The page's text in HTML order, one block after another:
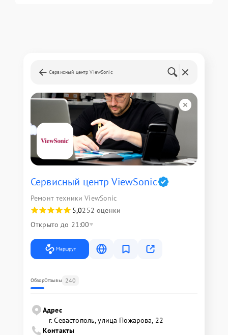
Сервисный центр ViewSonic
Сервисный центр ViewSonic
Ремонт техники ViewSonic
5,0252 оценки
Открыто до 21:00
Маршрут
ОбзорОтзывы 240
Адрес
г. Севастополь, улица Пожарова, 22
Контакты